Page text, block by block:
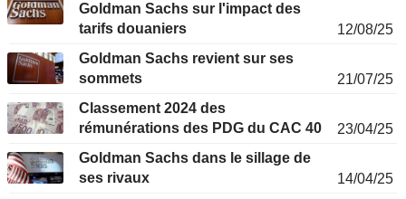
Goldman Sachs sur l'impact des
tarifs douaniers
12/08/25
Goldman Sachs revient sur ses
sommets
21/07/25
Classement 2024 des
rémunérations des PDG du CAC 40
23/04/25
Goldman Sachs dans le sillage de
ses rivaux
14/04/25